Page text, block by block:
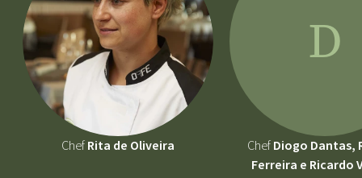
ChefRita de Oliveira
D
ChefDiogo Dantas,
Ferreira e Ricardo